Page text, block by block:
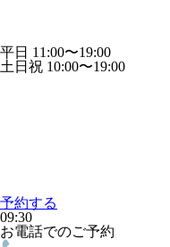
平日 11:00〜19:00
土日祝 10:00〜19:00
予約する
09:30
お電話でのご予約